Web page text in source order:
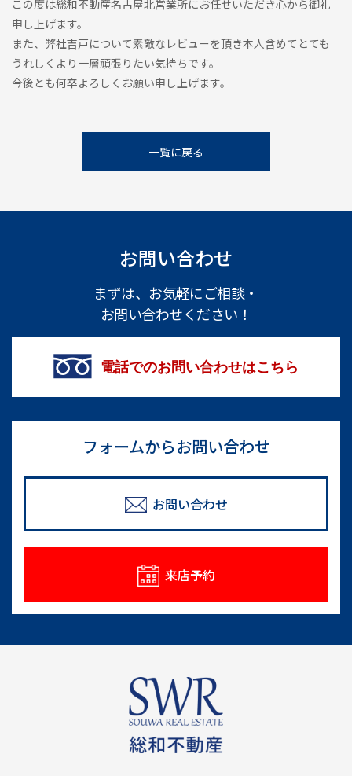
この度は総和不動産名古屋北営業所にお任せいただき心から御礼
申し上げます。
また、弊社吉戸について素敵なレビューを頂き本人含めてとても
うれしくより一層頑張りたい気持ちです。
今後とも何卒よろしくお願い申し上げます。
一覧に戻る
お問い合わせ
まずは、お気軽にご相談・
お問い合わせください！
電話でのお問い合わせはこちら
フォームからお問い合わせ
お問い合わせ
来店予約